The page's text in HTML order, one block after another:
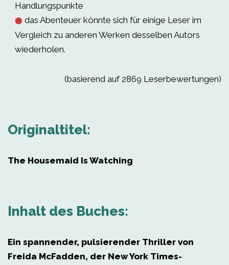
Handlungspunkte
⬤ das Abenteuer könnte sich für einige Leser im
Vergleich zu anderen Werken desselben Autors
wiederholen.
(basierend auf 2869 Leserbewertungen)
Originaltitel:
The Housemaid Is Watching
Inhalt des Buches:
Ein spannender, pulsierender Thriller von
Freida McFadden, der New York Times-